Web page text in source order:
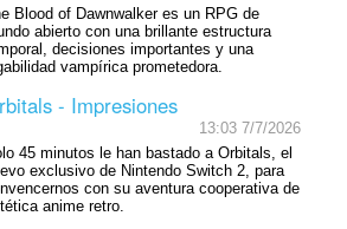
Blood of Dawnwalker es un RPG de
abierto con una brillante estructura
decisiones importantes y una
vampírica prometedora.
- Impresiones
13:03 7/7/2026
45 minutos le han bastado a Orbitals, el
exclusivo de Nintendo Switch 2, para
con su aventura cooperativa de
anime retro.